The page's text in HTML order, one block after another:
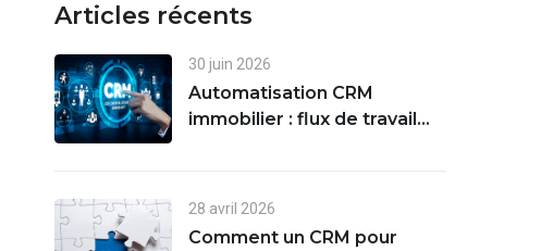
Articles récents
30 juin 2026
Automatisation CRM
immobilier : flux de travail
28 avril 2026
Comment un CRM pour